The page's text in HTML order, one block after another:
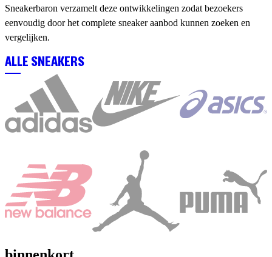
Sneakerbaron verzamelt deze ontwikkelingen zodat bezoekers
eenvoudig door het complete sneaker aanbod kunnen zoeken en
vergelijken.
ALLE SNEAKERS